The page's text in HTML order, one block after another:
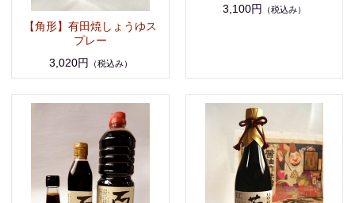
【角形】有田焼しょうゆス
プレー
3,020円
（税込み）
3,100円
（税込み）